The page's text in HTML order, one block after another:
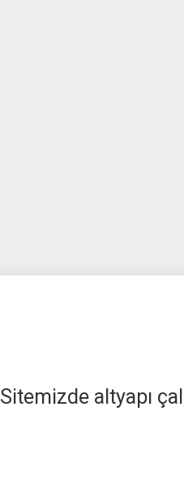
Sitemizde altyapı